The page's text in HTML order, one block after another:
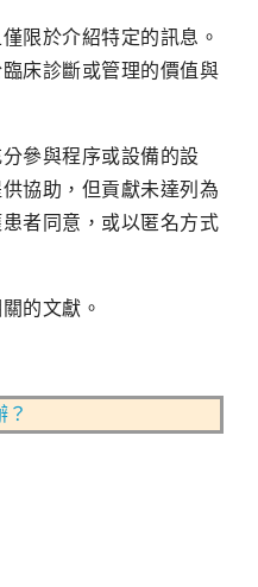
限於介紹特定的訊息。
床診斷或管理的價值與
參與程序或設備的設
協助，但貢獻未達列為
者同意，或以匿名方式
的文獻。